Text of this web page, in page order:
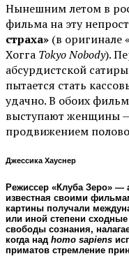
Нынешним летом в
фильма на эту
страха» (в оригинале
Хогга Tokyo Nobody).
абсурдистской
пытается стать
удачно. В обоих
выступают женщины
продвижением
Джессика Хауснер
Режиссер «Клуба Зеро» —
известная своими
картины получали
или иной степени
свободы сознания,
когда над homo sapiens
приматов стремление